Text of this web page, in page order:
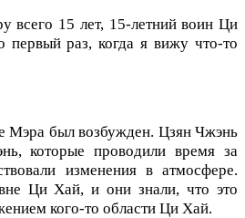
всего 15 лет, 15-летний воин Ци
первый раз, когда я вижу что-то
Мэра был возбужден. Цзян Чжэнь
которые проводили время за
изменения в атмосфере.
Ци Хай, и они знали, что это
кого-то области Ци Хай.